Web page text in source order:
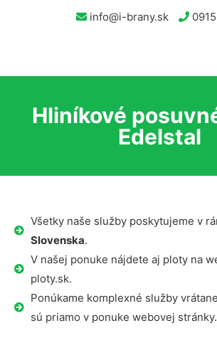
info@i-brany.sk
Hliníkové
Edelstal
Všetky naše služby poskytujeme v
Slovenska.
V našej ponuke nájdete aj ploty na
ploty.sk.
Ponúkame komplexné služby
sú priamo v ponuke webovej stránky.